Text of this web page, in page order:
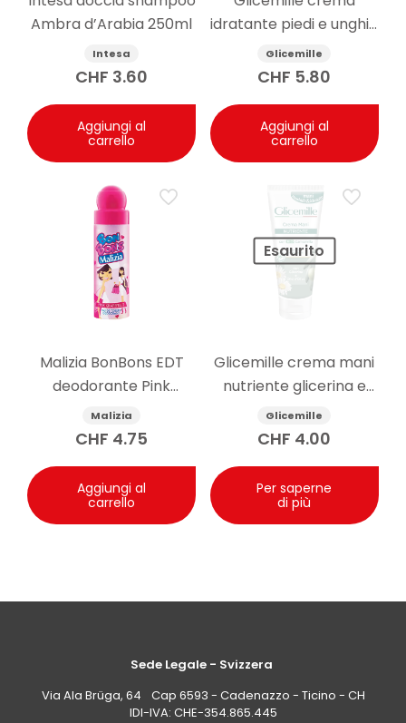
Domanda: Quanto dura una saponetta usata
ogni giorno?
Risposta: La durata dipende dalla frequenza d’uso,
viene conservata tra un lavaggio e l’altro. Lasciarla
Ambra d’Arabia 250ml
Intesa
CHF 3.60
Aggiungi al
carrello
idratante piedi e unghie
100ml
Glicemille
CHF 5.80
Aggiungi al
carrello
Malizia BonBons EDT
deodorante Pink
Grapefruit 75 ml
Malizia
CHF 4.75
Aggiungi al
carrello
Esaurito
Glicemille crema mani
nutriente glicerina e
camomilla 100ml
Glicemille
CHF 4.00
Per saperne
di più
Sede Legale - Svizzera
Via Ala Brüga, 64 Cap 6593 - Cadenazzo - Ticino - CH
IDI-IVA: CHE-354.865.445